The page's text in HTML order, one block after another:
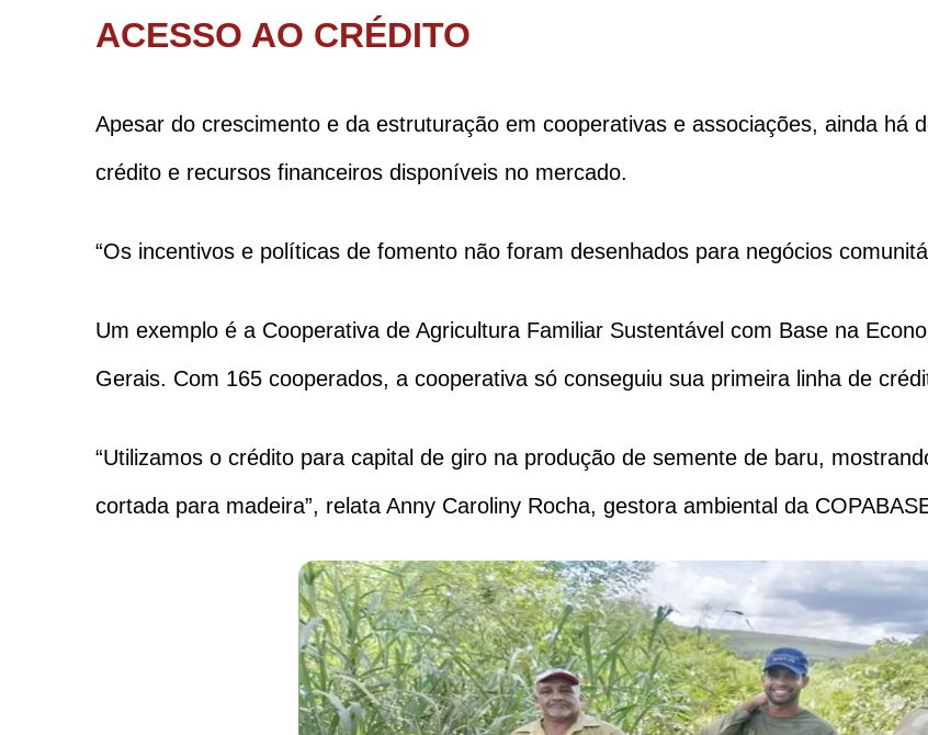
ACESSO AO CRÉDITO
Apesar do crescimento e da estruturação em cooperativas e associações, ainda há
crédito e recursos financeiros disponíveis no mercado.
“Os incentivos e políticas de fomento não foram desenhados para negócios
Um exemplo é a Cooperativa de Agricultura Familiar Sustentável com Base na
Gerais. Com 165 cooperados, a cooperativa só conseguiu sua primeira linha de
“Utilizamos o crédito para capital de giro na produção de semente de baru,
cortada para madeira”, relata Anny Caroliny Rocha, gestora ambiental da